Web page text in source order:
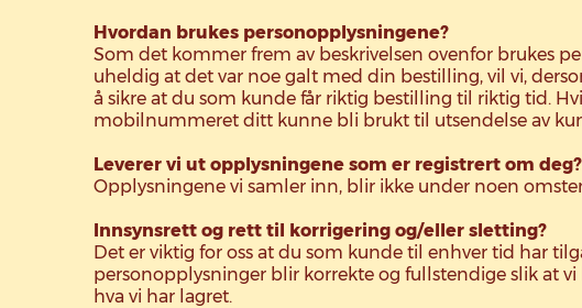
Hvordan brukes personopplysningene?
Som det kommer frem av beskrivelsen ovenfor brukes
uheldig at det var noe galt med din bestilling, vil vi,
å sikre at du som kunde får riktig bestilling til riktig tid.
mobilnummeret ditt kunne bli brukt til utsendelse av
Leverer vi ut opplysningene som er registrert om deg?
Opplysningene vi samler inn, blir ikke under noen
Innsynsrett og rett til korrigering og/eller sletting?
Det er viktig for oss at du som kunde til enhver tid har
personopplysninger blir korrekte og fullstendige slik at
hva vi har lagret.